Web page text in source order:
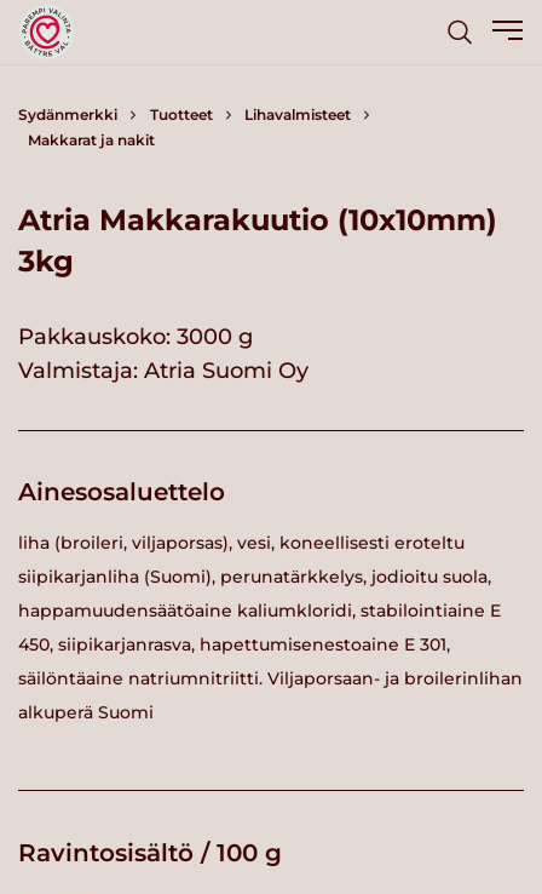
Sydänmerkki Tuotteet
Lihavalmisteet
Makkarat ja nakit
Atria Makkarakuutio (10x10mm)
3kg
Pakkauskoko: 3000 g
Valmistaja: Atria Suomi Oy
Ainesosaluettelo
liha (broileri, viljaporsas), vesi, koneellisesti eroteltu
siipikarjanliha (Suomi), perunatärkkelys, jodioitu suola,
happamuudensäätöaine kaliumkloridi, stabilointiaine E
450, siipikarjanrasva, hapettumisenestoaine E 301,
säilöntäaine natriumnitriitti. Viljaporsaan- ja broilerinlihan
alkuperä Suomi
Ravintosisältö / 100 g